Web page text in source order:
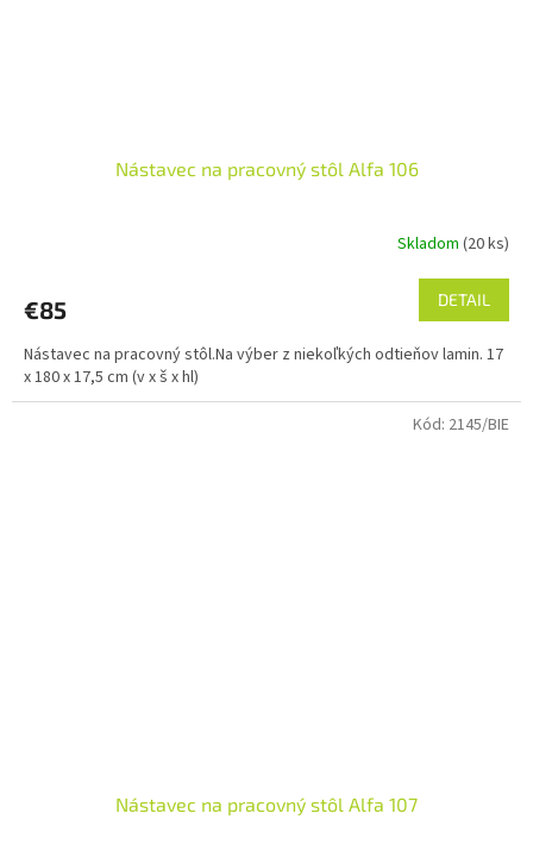
Nástavec na pracovný stôl Alfa 106
Skladom (20 ks)
€85 DETAIL
Nástavec na pracovný stôl.Na výber z niekoľkých odtieňov lamin. 17
x 180 x 17,5 cm (v x š x hl)
Nástavec na pracovný stôl Alfa 107
Kód: 2145/BIE